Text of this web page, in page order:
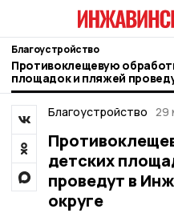
Благоустройство
Противоклещевую
площадок и пляжей
Инжавинском округе
Благоустройство 29
детских
проведут в
округе